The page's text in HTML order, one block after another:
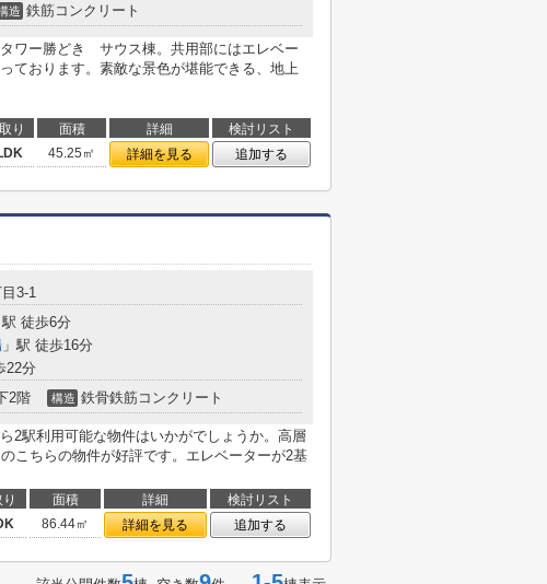
造 鉄筋コンクリート
ワー勝どき サウス棟。共用部にはエレベー
ております。素敵な景色が堪能できる、地上
り 面積 詳細
検討リスト
45.25㎡ 詳細を見る 追加する
目3-1
駅 徒歩6分
」駅 徒歩16分
22分
2階 構造 鉄骨鉄筋コンクリート
2駅利用可能な物件はいかがでしょうか。高層
こちらの物件が好評です。エレベーターが2基
面積 詳細
検討リスト
86.44㎡ 詳細を見る 追加する